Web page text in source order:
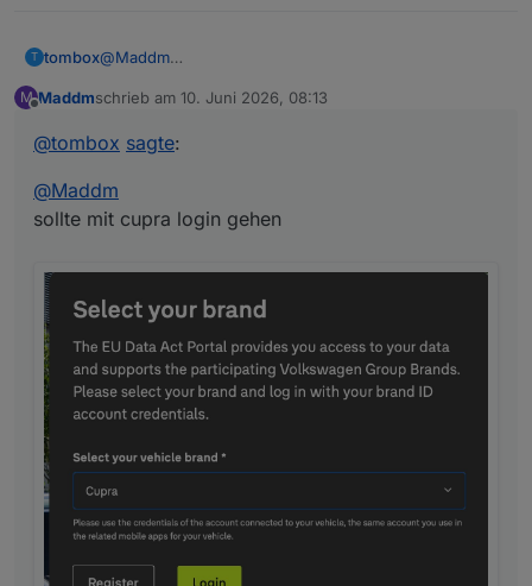
T tombox@Maddm
M Maddmschrieb am 10. Juni 2026, 08:13
zuletzt editiert von
@tombox sagte:
@Maddm
sollte mit cupra login gehen